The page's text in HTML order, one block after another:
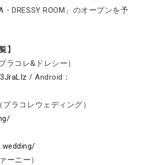
・DRESSY ROOM」のオープンを予
】
ラコレ&ドレシー）
/ Android：
プラコレウェディング）
ーニー）